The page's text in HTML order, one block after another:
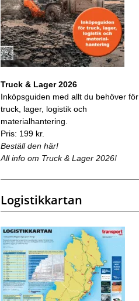
Truck & Lager 2026
Inköpsguiden med allt du behöver för
truck, lager, logistik och
materialhantering.
Pris: 199 kr.
Beställ den här!
All info om Truck & Lager 2026!
Logistikkartan